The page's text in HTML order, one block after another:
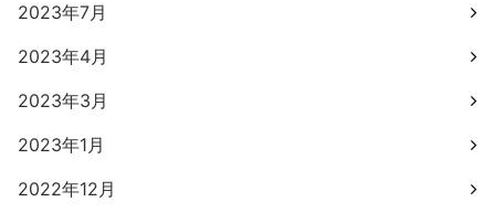
2023年7月
2023年4月
2023年3月
2023年1月
2022年12月